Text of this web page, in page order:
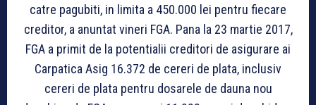
catre pagubiti, in limita a 450.000 lei pentru fiecare
creditor, a anuntat vineri FGA. Pana la 23 martie 2017,
FGA a primit de la potentialii creditori de asigurare ai
Carpatica Asig 16.372 de cereri de plata, inclusiv
cereri de plata pentru dosarele de dauna nou